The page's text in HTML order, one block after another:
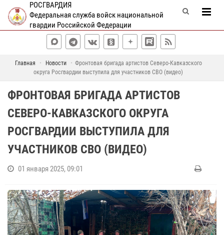
РОСГВАРДИЯ
Федеральная служба войск национальной
гвардии Российской Федерации
Главная Новости
Фронтовая бригада артистов Северо-Кавказского
округа Росгвардии выступила для участников СВО (видео)
ФРОНТОВАЯ БРИГАДА АРТИСТОВ
СЕВЕРО-КАВКАЗСКОГО ОКРУГА
РОСГВАРДИИ ВЫСТУПИЛА ДЛЯ
УЧАСТНИКОВ СВО (ВИДЕО)
01 января 2025, 09:01